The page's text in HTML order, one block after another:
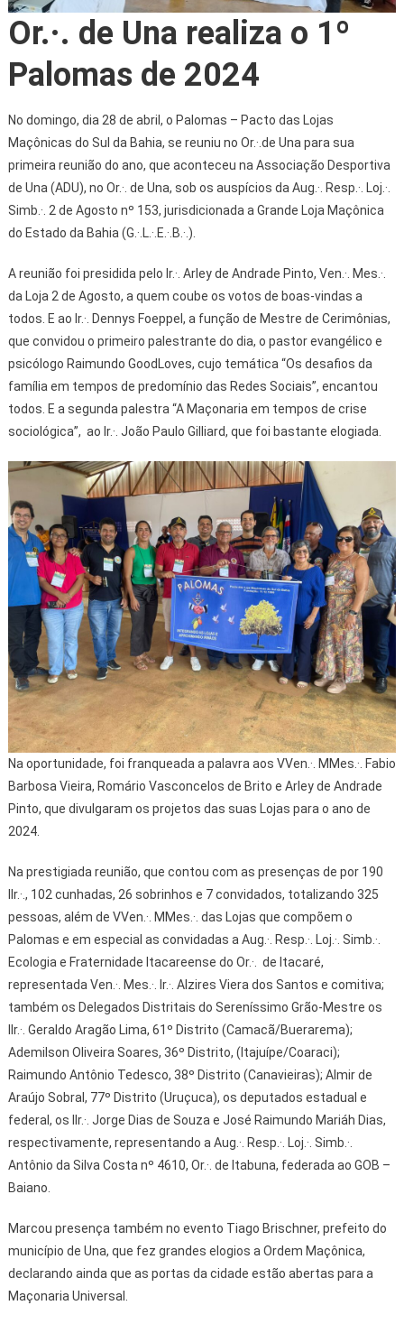
Or.·. de Una realiza o 1º
Palomas de 2024
No domingo, dia 28 de abril, o Palomas – Pacto das Lojas
Maçônicas do Sul da Bahia, se reuniu no Or.·.de Una para sua
primeira reunião do ano, que aconteceu na Associação Desportiva
de Una (ADU), no Or.·. de Una, sob os auspícios da Aug.·. Resp.·. Loj.·.
Simb.·. 2 de Agosto nº 153, jurisdicionada a Grande Loja Maçônica
do Estado da Bahia (G.·.L.·.E.·.B.·.).
A reunião foi presidida pelo Ir.·. Arley de Andrade Pinto, Ven.·. Mes.·.
da Loja 2 de Agosto, a quem coube os votos de boas-vindas a
todos. E ao Ir.·. Dennys Foeppel, a função de Mestre de Cerimônias,
que convidou o primeiro palestrante do dia, o pastor evangélico e
psicólogo Raimundo GoodLoves, cujo temática “Os desafios da
família em tempos de predomínio das Redes Sociais”, encantou
todos. E a segunda palestra “A Maçonaria em tempos de crise
sociológica”, ao Ir.·. João Paulo Gilliard, que foi bastante elogiada.
Na oportunidade, foi franqueada a palavra aos VVen.·. MMes.·. Fabio
Barbosa Vieira, Romário Vasconcelos de Brito e Arley de Andrade
Pinto, que divulgaram os projetos das suas Lojas para o ano de
2024.
Na prestigiada reunião, que contou com as presenças de por 190
IIr.·., 102 cunhadas, 26 sobrinhos e 7 convidados, totalizando 325
pessoas, além de VVen.·. MMes.·. das Lojas que compõem o
Palomas e em especial as convidadas a Aug.·. Resp.·. Loj.·. Simb.·.
Ecologia e Fraternidade Itacareense do Or.·. de Itacaré,
representada Ven.·. Mes.·. Ir.·. Alzires Viera dos Santos e comitiva;
também os Delegados Distritais do Sereníssimo Grão-Mestre os
IIr.·. Geraldo Aragão Lima, 61º Distrito (Camacã/Buerarema);
Ademilson Oliveira Soares, 36º Distrito, (Itajuípe/Coaraci);
Raimundo Antônio Tedesco, 38º Distrito (Canavieiras); Almir de
Araújo Sobral, 77º Distrito (Uruçuca), os deputados estadual e
federal, os IIr.·. Jorge Dias de Souza e José Raimundo Mariáh Dias,
respectivamente, representando a Aug.·. Resp.·. Loj.·. Simb.·.
Antônio da Silva Costa nº 4610, Or.·. de Itabuna, federada ao GOB –
Baiano.
Marcou presença também no evento Tiago Brischner, prefeito do
município de Una, que fez grandes elogios a Ordem Maçônica,
declarando ainda que as portas da cidade estão abertas para a
Maçonaria Universal.